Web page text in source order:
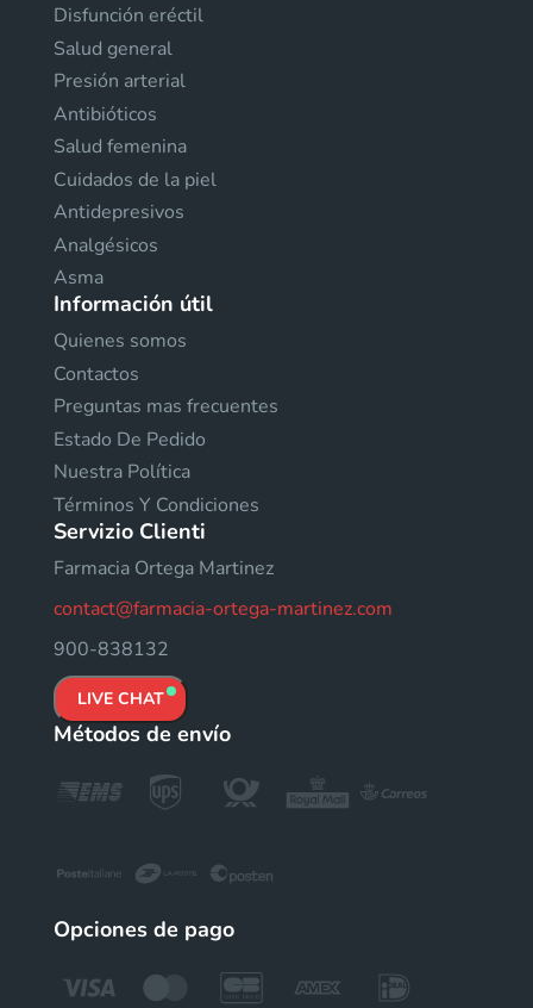
Disfunción eréctil
Salud general
Presión arterial
Antibióticos
Salud femenina
Cuidados de la piel
Antidepresivos
Analgésicos
Asma
Información útil
Quienes somos
Contactos
Preguntas mas frecuentes
Estado De Pedido
Nuestra Política
Términos Y Condiciones
Servizio Clienti
Farmacia Ortega Martinez
contact@farmacia-ortega-martinez.com
900-838132
LIVE CHAT
Métodos de envío
Opciones de pago